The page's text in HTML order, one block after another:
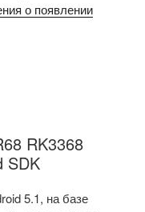
о появлении
RK3368
SDK
5.1, на базе